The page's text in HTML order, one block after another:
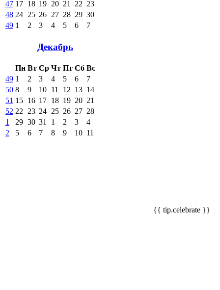
47 17 18 19 20 21 22 23
48 24 25 26 27 28 29 30
49 1 2 3 4 5 6 7
Декабрь
Пн Вт Ср Чт Пт Сб Вс
49 1 2 3 4 5 6
7
50 8 9 10 11 12 13 14
51 15 16 17 18 19 20 21
52 22 23 24 25 26 27 28
1
29 30 31 1 2 3
4
2
5 6 7 8 9 10 11
{{ tip.celebrate }}